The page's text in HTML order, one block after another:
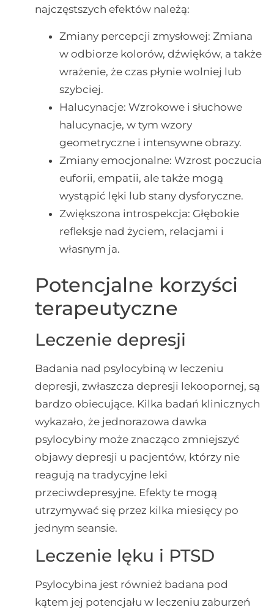
najczęstszych efektów należą:
Zmiany percepcji zmysłowej: Zmiana
w odbiorze kolorów, dźwięków, a także
wrażenie, że czas płynie wolniej lub
szybciej.
Halucynacje: Wzrokowe i słuchowe
halucynacje, w tym wzory
geometryczne i intensywne obrazy.
Zmiany emocjonalne: Wzrost poczucia
euforii, empatii, ale także mogą
wystąpić lęki lub stany dysforyczne.
Zwiększona introspekcja: Głębokie
refleksje nad życiem, relacjami i
własnym ja.
Potencjalne korzyści
terapeutyczne
Leczenie depresji
Badania nad psylocybiną w leczeniu
depresji, zwłaszcza depresji lekoopornej, są
bardzo obiecujące. Kilka badań klinicznych
wykazało, że jednorazowa dawka
psylocybiny może znacząco zmniejszyć
objawy depresji u pacjentów, którzy nie
reagują na tradycyjne leki
przeciwdepresyjne. Efekty te mogą
utrzymywać się przez kilka miesięcy po
jednym seansie.
Leczenie lęku i PTSD
Psylocybina jest również badana pod
kątem jej potencjału w leczeniu zaburzeń